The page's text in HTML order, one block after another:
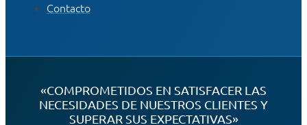
Contacto
«COMPROMETIDOS EN SATISFACER LAS
NECESIDADES DE NUESTROS CLIENTES Y
SUPERAR SUS EXPECTATIVAS»